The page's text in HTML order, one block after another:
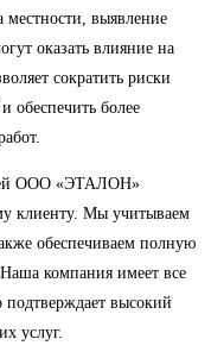
местности, выявление
оказать влияние на
сократить риски
обеспечить более
ООО «ЭТАЛОН»
клиенту. Мы учитываем
обеспечиваем полную
компания имеет все
высокий
услуг.